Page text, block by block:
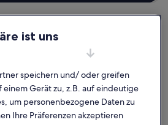
in Wangerland
Entdecke
am Strand
ist uns
speichern und/ oder greifen
Gerät zu, z.B. auf eindeutige
um personenbezogene Daten zu
Ihre Präferenzen akzeptieren